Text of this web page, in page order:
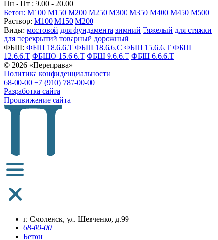
Пн - Пт : 9.00 - 20.00
Бетон: M100 M150 M200 M250 M300 M350 M400 M450 M500
Раствор: M100 M150 M200
Виды: мостовой для фундамента зимний Тяжелый для стяжки
для перекрытий товарный дорожный
ФБШ: ФБШ 18.6.6.Т ФБШ 18.6.6.С ФБШ 15.6.6.Т ФБШ
12.6.6.Т ФБШО 15.6.6.Т ФБШ 9.6.6.Т ФБШ 6.6.6.Т
© 2026 «Переправа»
Политика конфиденциальности
68-00-00 +7 (910) 787-00-00
Разработка сайта
Продвижение сайта
г. Смоленск, ул. Шевченко, д.99
68-00-00
Бетон